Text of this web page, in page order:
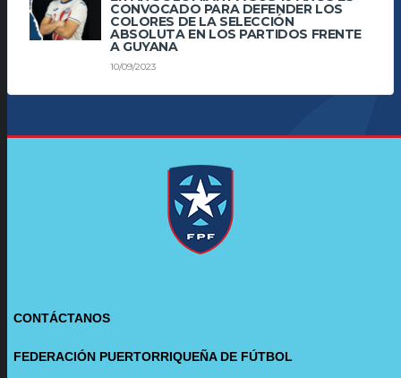
CONVOCADO PARA DEFENDER LOS
COLORES DE LA SELECCIÓN
ABSOLUTA EN LOS PARTIDOS FRENTE
A GUYANA
10/09/2023
CONTÁCTANOS
FEDERACIÓN PUERTORRIQUEÑA DE FÚTBOL